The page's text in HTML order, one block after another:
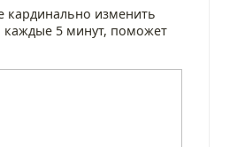
кардинально изменить
5 минут, поможет